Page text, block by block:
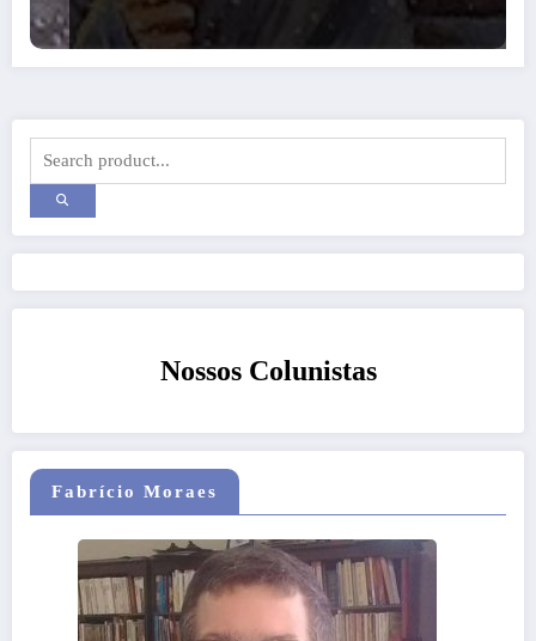
Nossos Colunistas
Fabrício Moraes